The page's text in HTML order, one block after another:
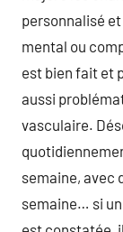
personnalisé
mental ou
est bien fait et
aussi
vasculaire.
semaine, avec
semaine… si